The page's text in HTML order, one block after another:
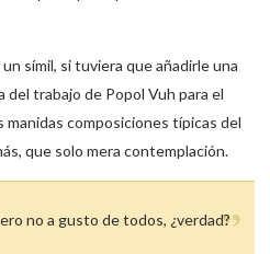
símil, si tuviera que añadirle una
del trabajo de Popol Vuh para el
manidas composiciones típicas del
que solo mera contemplación.
no a gusto de todos, ¿verdad?